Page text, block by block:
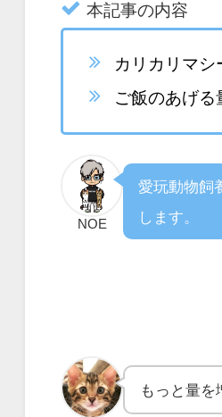
本記事の内容
カリカリマ
ご飯のあげる
NOE
愛玩動物飼
します。
もっと量を